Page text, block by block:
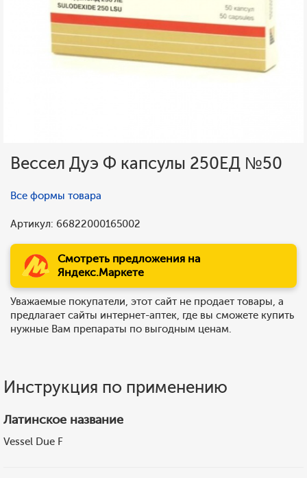
Вессел Дуэ Ф капсулы 250ЕД №50
Все формы товара
Артикул: 66822000165002
Смотреть предложения на
Яндекс.Маркете
Уважаемые покупатели, этот сайт не продает товары, а
предлагает сайты интернет-аптек, где вы сможете купить
нужные Вам препараты по выгодным ценам.
Инструкция по применению
Латинское название
Vessel Due F